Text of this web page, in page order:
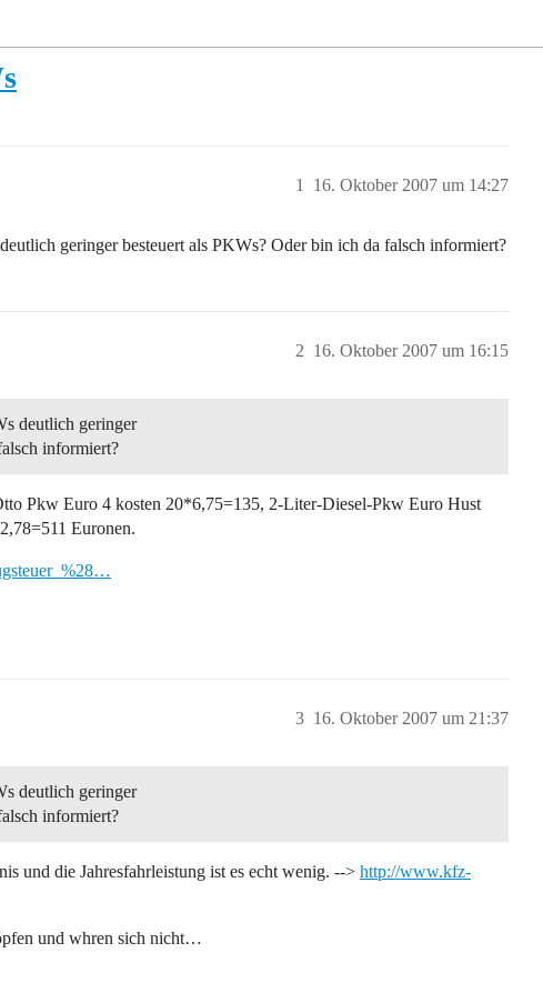
16. Oktober 2007 um 14:27
1
geringer besteuert als PKWs? Oder bin ich da falsch informiert?
16. Oktober 2007 um 16:15
2
deutlich geringer
informiert?
Pkw Euro 4 kosten 20*6,75=135, 2-Liter-Diesel-Pkw Euro Hust
Euronen.
16. Oktober 2007 um 21:37
3
deutlich geringer
informiert?
und die Jahresfahrleistung ist es echt wenig. --> http://www.kfz-
und whren sich nicht…